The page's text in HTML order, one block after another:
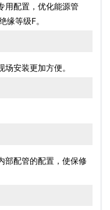
配置，优化能源管
缘等级F。
安装更加方便。
配管的配置，使保修